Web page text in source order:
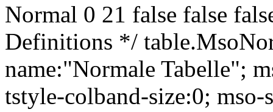
Normal 0 21 false false
Definitions */
name:"Normale Tabelle";
tstyle-colband-size:0;